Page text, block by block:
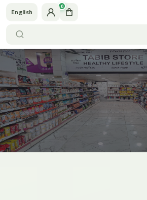
0
English